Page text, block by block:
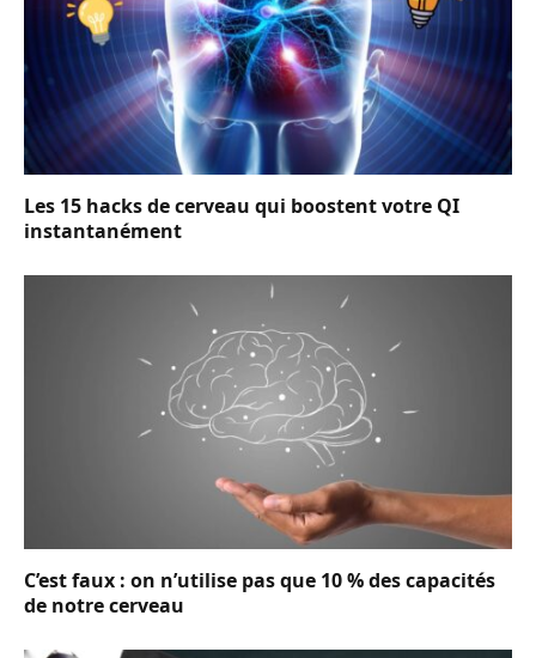
Les 15 hacks de cerveau qui boostent votre QI
instantanément
C’est faux : on n’utilise pas que 10 % des capacités
de notre cerveau